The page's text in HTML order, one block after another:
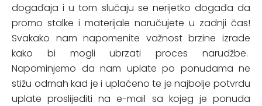
događaja i u tom slučaju se nerijetko događa da
promo stalke i materijale naručujete u zadnji čas!
Svakako nam napomenite važnost brzine izrade
kako bi mogli ubrzati proces narudžbe.
Napominjemo da nam uplate po ponudama ne
stižu odmah kad je i uplaćeno te je najbolje potvrdu
uplate proslijediti na e-mail sa kojeg je ponuda